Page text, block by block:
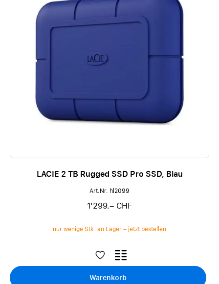
LACIE 2 TB Rugged SSD Pro SSD, Blau
Art.Nr. hl2099
1'299.– CHF
nur wenige Stk. an Lager – jetzt bestellen
Warenkorb